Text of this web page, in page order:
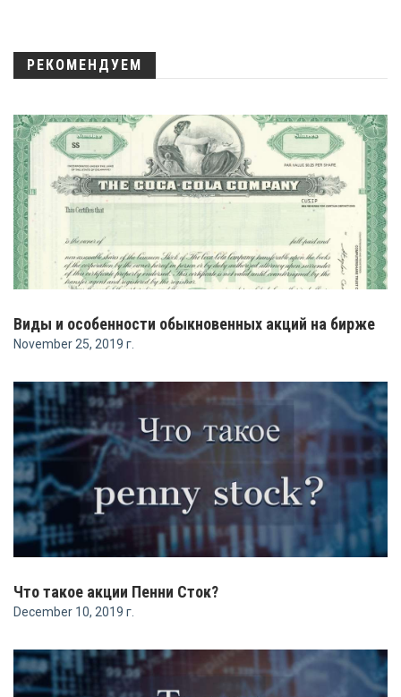
РЕКОМЕНДУЕМ
Виды и особенности обыкновенных акций на бирже
November 25, 2019 г.
Что такое акции Пенни Сток?
December 10, 2019 г.